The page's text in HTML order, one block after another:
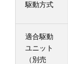
駆動方式
適合駆動
ユニット
（別売